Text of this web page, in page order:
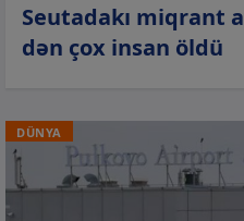
Seutadakı miqrant
dən çox insan öldü
DÜNYA